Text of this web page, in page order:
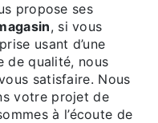
propose ses
, si vous
usant d’une
de qualité, nous
satisfaire. Nous
votre projet de
à l’écoute de